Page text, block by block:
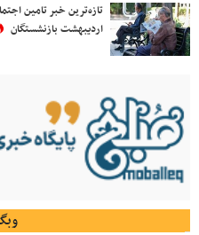
تازه‌ترین خبر تامین
اردیبهشت بازنشستگان